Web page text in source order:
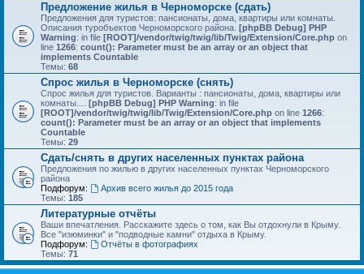
Предложение жилья в Черноморске (сдать)
Предложения для туристов: пансионаты, дома, квартиры или комнаты.
Описания туробъектов Черноморского района. [phpBB Debug] PHP
Warning: in file [ROOT]/vendor/twig/twig/lib/Twig/Extension/Core.php on
line 1266: count(): Parameter must be an array or an object that
implements Countable
Темы: 68
Спрос жилья в Черноморске (снять)
Спрос жилья для туристов. Варианты : пансионаты, дома, квартиры или
комнаты.... [phpBB Debug] PHP Warning: in file
[ROOT]/vendor/twig/twig/lib/Twig/Extension/Core.php on line 1266:
count(): Parameter must be an array or an object that implements
Countable
Темы: 29
Сдать/снять в других населенных пунктах района
Предложения по жилью в других населенных пунктах Черноморского
района
Подфорум:
Архив всего жилья до 2015 года
Темы: 185
Литературные отчёты
Ваши впечатления. Расскажите здесь о том, как Вы отдохнули в Крыму.
Все "изюминки" и "подводные камни" отдыха в Крыму.
Подфорум:
Отчёты в фотографиях
Темы: 71